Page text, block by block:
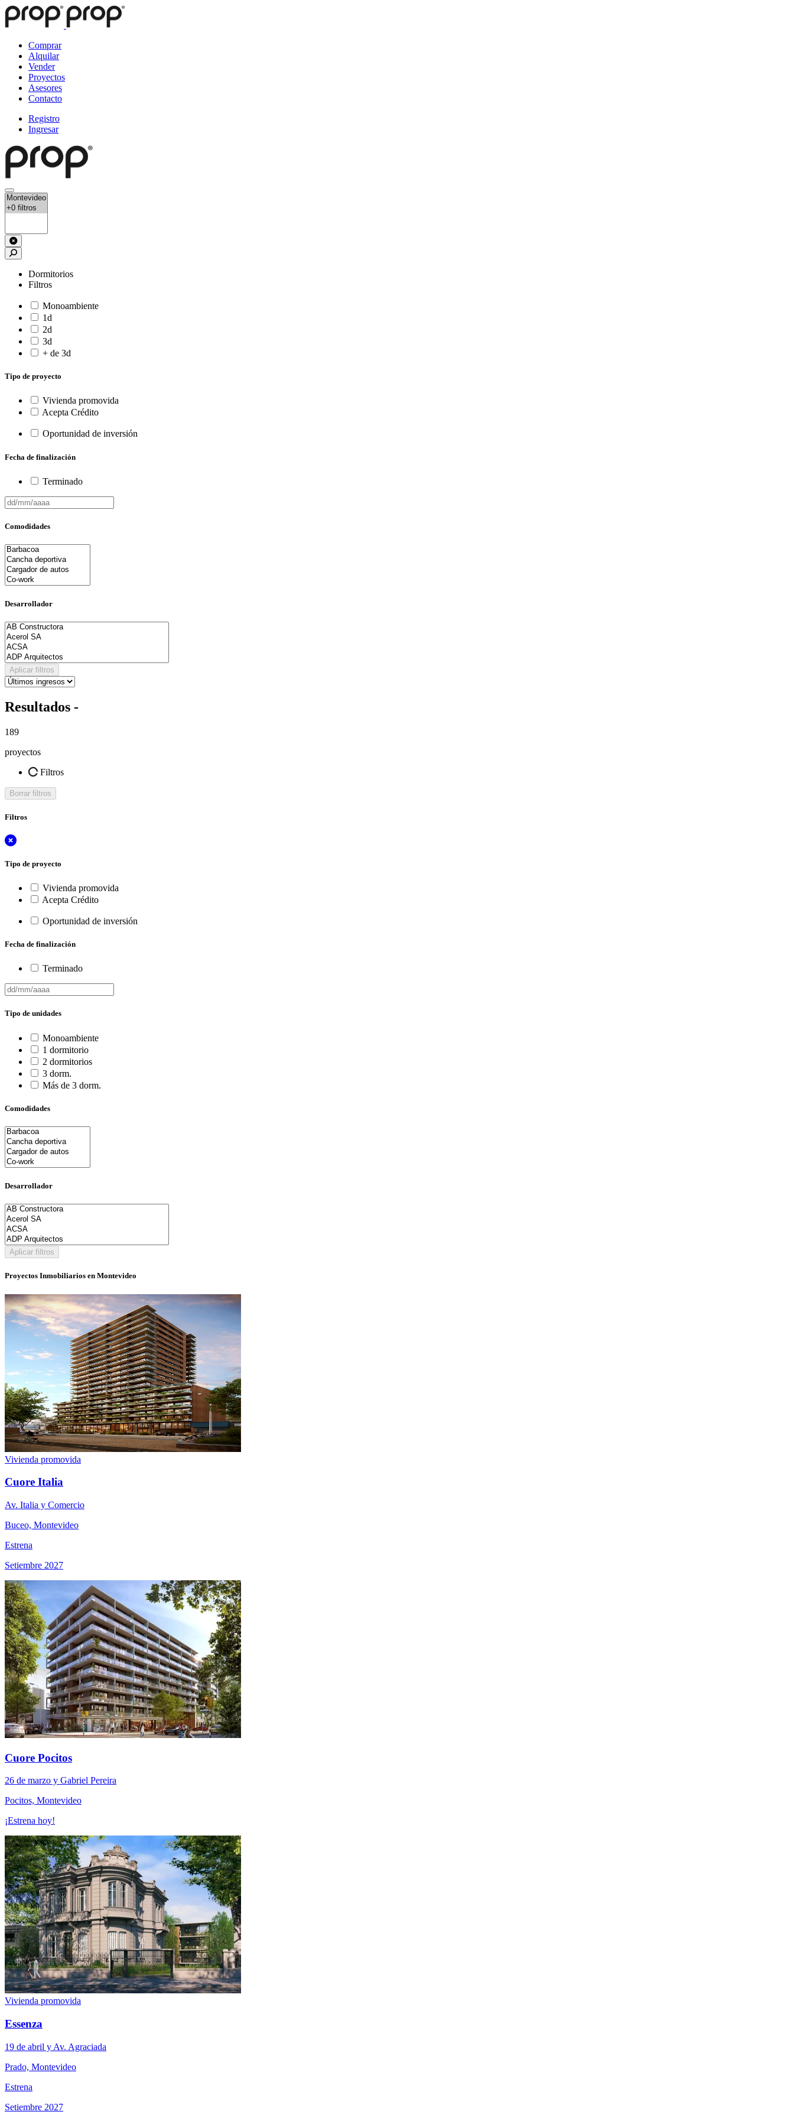
Comprar
Alquilar
Vender
Proyectos
Asesores
Contacto
Registro
Ingresar
Dormitorios
Filtros
Monoambiente
1d
2d
3d
+ de 3d
Tipo de proyecto
Vivienda promovida
Acepta Crédito
Oportunidad de inversión
Fecha de finalización
Terminado
Comodidades
Desarrollador
Aplicar filtros
Resultados -
189
proyectos
Filtros
Borrar filtros
Filtros
Tipo de proyecto
Vivienda promovida
Acepta Crédito
Oportunidad de inversión
Fecha de finalización
Terminado
Tipo de unidades
Monoambiente
1 dormitorio
2 dormitorios
3 dorm.
Más de 3 dorm.
Comodidades
Desarrollador
Aplicar filtros
Proyectos Inmobiliarios en Montevideo
Vivienda promovida
Cuore Italia
Av. Italia y Comercio
Buceo, Montevideo
Estrena
Setiembre 2027
Cuore Pocitos
26 de marzo y Gabriel Pereira
Pocitos, Montevideo
¡Estrena hoy!
Vivienda promovida
Essenza
19 de abril y Av. Agraciada
Prado, Montevideo
Estrena
Setiembre 2027